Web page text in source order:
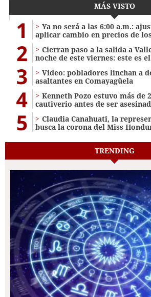
MÁS VISTO
1
Ya no será a las 6:00 a.m.:
aplicar cambio en precios de
2
Cierran paso a la salida a
noche de este viernes: este es
3
Video: pobladores linchan a
asaltantes en Comayagüela
4
Kenneth Pozo estuvo más de
cautiverio antes de ser
5
Claudia Canahuati, la
busca la corona del Miss
TRENDING